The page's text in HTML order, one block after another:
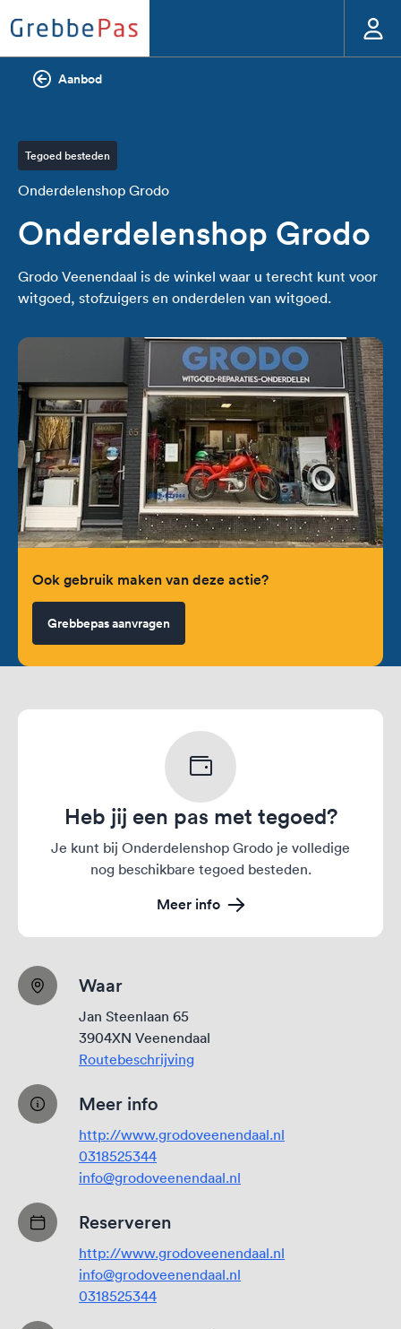
Aanbod
Tegoed besteden
Onderdelenshop Grodo
Onderdelenshop Grodo
Grodo Veenendaal is de winkel waar u terecht kunt voor
witgoed, stofzuigers en onderdelen van witgoed.
Ook gebruik maken van deze actie?
Grebbepas aanvragen
Heb jij een pas met tegoed?
Je kunt bij Onderdelenshop Grodo je volledige
nog beschikbare tegoed besteden.
Meer info
Waar
Jan Steenlaan 65
3904XN Veenendaal
Routebeschrijving
Meer info
http://www.grodoveenendaal.nl
0318525344
info@grodoveenendaal.nl
Reserveren
http://www.grodoveenendaal.nl
info@grodoveenendaal.nl
0318525344